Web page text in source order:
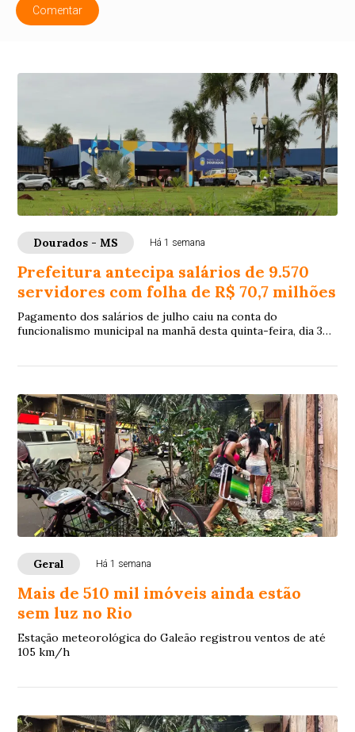
Comentar
Dourados - MS Há 1 semana
Prefeitura antecipa salários de 9.570
servidores com folha de R$ 70,7 milhões
Pagamento dos salários de julho caiu na conta do
funcionalismo municipal na manhã desta quinta-feira, dia 30
Geral Há 1 semana
Mais de 510 mil imóveis ainda estão
sem luz no Rio
Estação meteorológica do Galeão registrou ventos de até
105 km/h